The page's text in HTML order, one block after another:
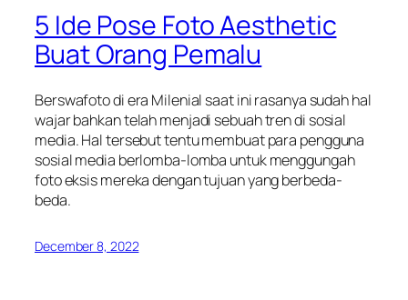
5 Ide Pose Foto Aesthetic
Buat Orang Pemalu
Berswafoto di era Milenial saat ini rasanya sudah hal
wajar bahkan telah menjadi sebuah tren di sosial
media. Hal tersebut tentu membuat para pengguna
sosial media berlomba-lomba untuk menggungah
foto eksis mereka dengan tujuan yang berbeda-
beda.
December 8, 2022